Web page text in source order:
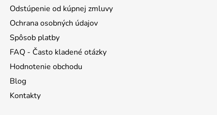
Odstúpenie od kúpnej zmluvy
Ochrana osobných údajov
Spôsob platby
FAQ - Často kladené otázky
Hodnotenie obchodu
Blog
Kontakty